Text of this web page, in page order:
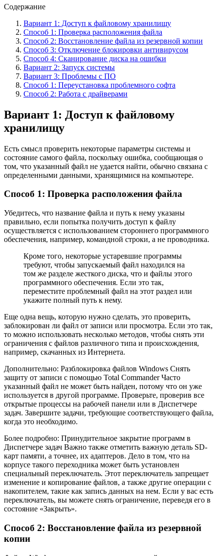
Содержание
Вариант 1: Доступ к файловому хранилищу
Способ 1: Проверка расположения файла
Способ 2: Восстановление файла из резервной копии
Способ 3: Отключение блокировки антивирусом
Способ 4: Сканирование диска на ошибки
Вариант 2: Запуск системы
Вариант 3: Проблемы с ПО
Способ 1: Переустановка проблемного софта
Способ 2: Работа с драйверами
Вариант 1: Доступ к файловому
хранилищу
Есть смысл проверить некоторые параметры системы и
состояние самого файла, поскольку ошибка, сообщающая о
том, что указанный файл не удается найти, обычно связана с
определенными данными, хранящимися на компьютере.
Способ 1: Проверка расположения файла
Убедитесь, что название файла и путь к нему указаны
правильно, если попытка получить доступ к файлу
осуществляется с использованием стороннего программного
обеспечения, например, командной строки, а не проводника.
Кроме того, некоторые устаревшие программы
требуют, чтобы запускаемый файл находился на
том же разделе жесткого диска, что и файлы этого
программного обеспечения. Если это так,
переместите проблемный файл на этот раздел или
укажите полный путь к нему.
Еще одна вещь, которую нужно сделать, это проверить,
заблокирован ли файл от записи или просмотра. Если это так,
то можно использовать несколько методов, чтобы снять эти
ограничения с файлов различного типа и происхождения,
например, скачанных из Интернета.
Дополнительно: Разблокировка файлов Windows Снять
защиту от записи с помощью Total Commander Часто
указанный файл не может быть найден, потому что он уже
используется в другой программе. Проверьте, проверив все
открытые процессы на рабочей панели или в Диспетчере
задач. Завершите задачи, требующие соответствующего файла,
когда это необходимо.
Более подробно: Принудительное закрытие программ в
Диспетчере задач Важно также отметить важную деталь SD-
карт памяти, а точнее, их адаптеров. Дело в том, что на
корпусе такого переходника может быть установлен
специальный переключатель. Этот переключатель запрещает
изменение и копирование файлов, а также другие операции с
накопителем, такие как запись данных на нем. Если у вас есть
переключатель, вы можете снять ограничение, переведя его в
состояние «Закрыть».
Способ 2: Восстановление файла из резервной
копии